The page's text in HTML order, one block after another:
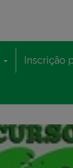
Inscrição